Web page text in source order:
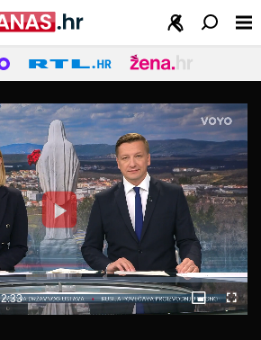
Play
Video
Duration
2:33
Picture-
in-